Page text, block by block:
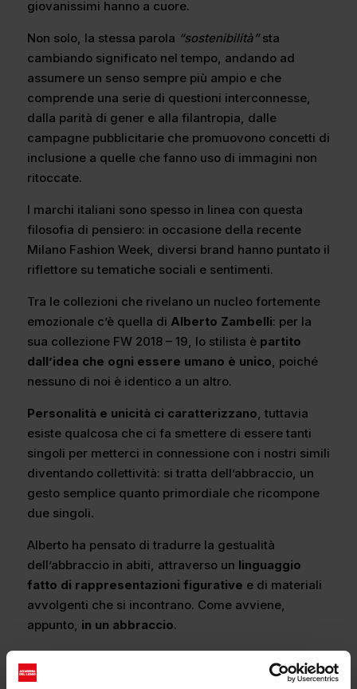
giovanissimi hanno a cuore.
Non solo, la stessa parola “sostenibilità”sta
cambiando significato nel tempo, andando ad
assumere un senso sempre più ampio e che
comprende una serie di questioni interconnesse,
dalla parità di gener e alla filantropia, dalle
campagne pubblicitarie che promuovono concetti di
inclusione a quelle che fanno uso di immagini non
ritoccate.
I marchi italiani sono spesso in linea con questa
filosofia di pensiero: in occasione della recente
Milano Fashion Week, diversi brand hanno puntato il
riflettore su tematiche sociali e sentimenti.
Tra le collezioni che rivelano un nucleo fortemente
emozionale c’è quella di Alberto Zambelli: per la
sua collezione FW 2018 – 19, lo stilista è partito
dall’idea che ogni essere umano è unico, poiché
nessuno di noi è identico a un altro.
Personalità e unicità ci caratterizzano, tuttavia
esiste qualcosa che ci fa smettere di essere tanti
singoli per metterci in connessione con i nostri simili
diventando collettività: si tratta dell’abbraccio, un
gesto semplice quanto primordiale che ricompone
due singoli.
Alberto ha pensato di tradurre la gestualità
dell’abbraccio in abiti, attraverso un linguaggio
fatto di rappresentazioni figurative e di materiali
avvolgenti che si incontrano. Come avviene,
appunto, in un abbraccio.
in capispalla sartoriali
, caldi e avvolgenti, mentre